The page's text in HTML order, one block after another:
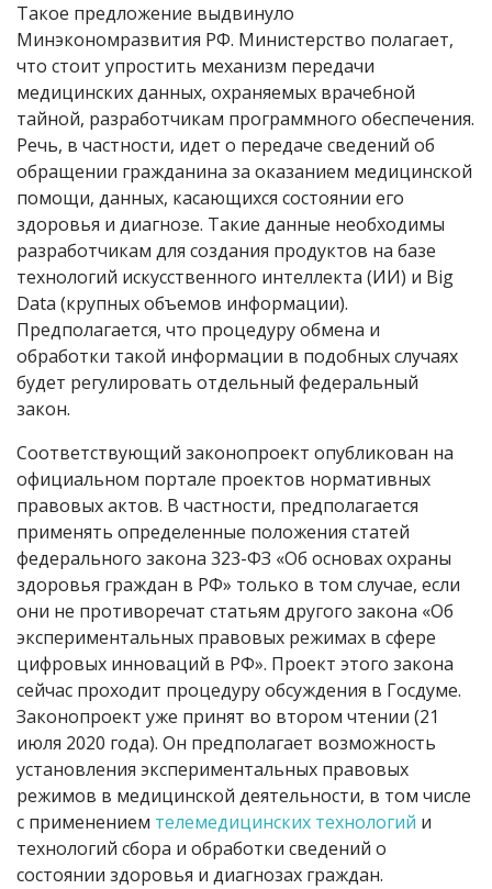
Такое предложение выдвинуло
Минэкономразвития РФ. Министерство полагает,
что стоит упростить механизм передачи
медицинских данных, охраняемых врачебной
тайной, разработчикам программного обеспечения.
Речь, в частности, идет о передаче сведений об
обращении гражданина за оказанием медицинской
помощи, данных, касающихся состоянии его
здоровья и диагнозе. Такие данные необходимы
разработчикам для создания продуктов на базе
технологий искусственного интеллекта (ИИ) и Big
Data (крупных объемов информации).
Предполагается, что процедуру обмена и
обработки такой информации в подобных случаях
будет регулировать отдельный федеральный
закон.
Соответствующий законопроект опубликован на
официальном портале проектов нормативных
правовых актов. В частности, предполагается
применять определенные положения статей
федерального закона 323-ФЗ «Об основах охраны
здоровья граждан в РФ» только в том случае, если
они не противоречат статьям другого закона «Об
экспериментальных правовых режимах в сфере
цифровых инноваций в РФ». Проект этого закона
сейчас проходит процедуру обсуждения в Госдуме.
Законопроект уже принят во втором чтении (21
июля 2020 года). Он предполагает возможность
установления экспериментальных правовых
режимов в медицинской деятельности, в том числе
с применением телемедицинских технологий и
технологий сбора и обработки сведений о
состоянии здоровья и диагнозах граждан.